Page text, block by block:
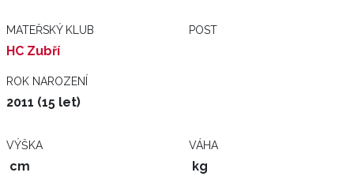
MATEŘSKÝ KLUB
HC Zubří
POST
ROK NAROZENÍ
2011 (15 let)
VÝŠKA
cm
VÁHA
kg